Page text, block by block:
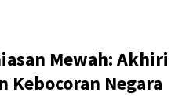
Mewah: Akhiri
Kebocoran Negara